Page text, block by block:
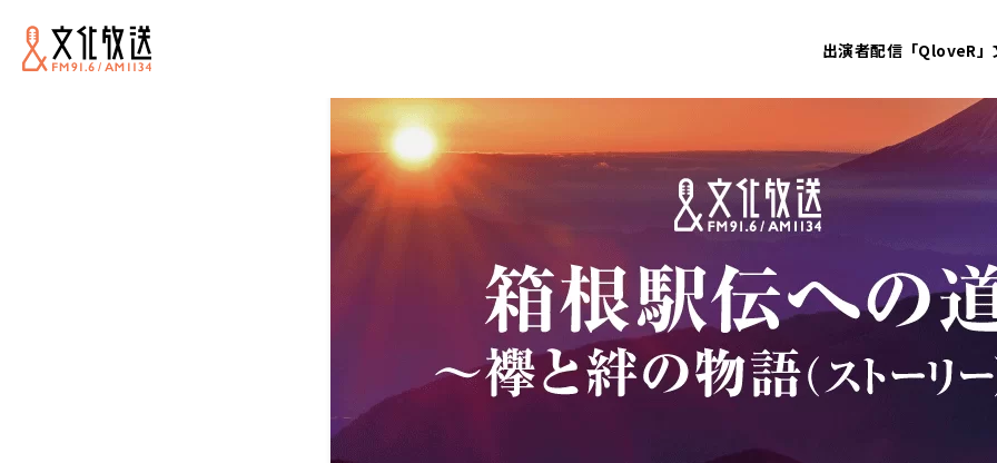
出演者配信「QloveR」